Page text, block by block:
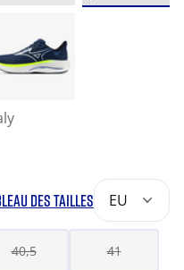
DES TAILLES EU
40,5 41